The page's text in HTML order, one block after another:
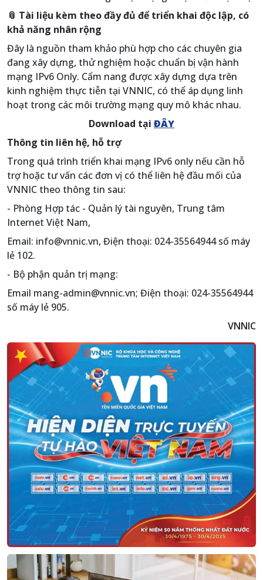
📎 Tài liệu kèm theo đầy đủ để triển khai độc lập, có
khả năng nhân rộng
Đây là nguồn tham khảo phù hợp cho các chuyên gia
đang xây dựng, thử nghiệm hoặc chuẩn bị vận hành
mạng IPv6 Only. Cẩm nang được xây dựng dựa trên
kinh nghiệm thực tiễn tại VNNIC, có thể áp dụng linh
hoạt trong các môi trường mạng quy mô khác nhau.
Download tại ĐÂY
Thông tin liên hệ, hỗ trợ
Trong quá trình triển khai mạng IPv6 only nếu cần hỗ
trợ hoặc tư vấn các đơn vị có thể liên hệ đầu mối của
VNNIC theo thông tin sau:
- Phòng Hợp tác - Quản lý tài nguyên, Trung tâm
Internet Việt Nam,
Email: info@vnnic.vn, Điện thoại: 024-35564944 số máy
lẻ 102.
- Bộ phận quản trị mạng:
Email mang-admin@vnnic.vn; Điện thoại: 024-35564944
số máy lẻ 905.
VNNIC